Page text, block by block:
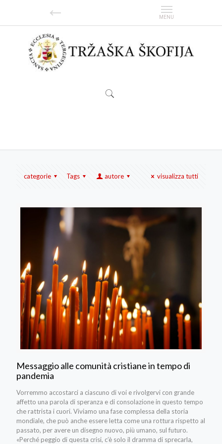
categorie Tags autore visualizza tutti
Messaggio alle comunità cristiane in tempo di
pandemia
Vorremmo accostarci a ciascuno di voi e rivolgervi con grande
affetto una parola di speranza e di consolazione in questo tempo
che rattrista i cuori. Viviamo una fase complessa della storia
mondiale, che può anche essere letta come una rottura rispetto al
passato, per avere un disegno nuovo, più umano, sul futuro.
«Perché peggio di questa crisi, c’è solo il dramma di sprecarla,